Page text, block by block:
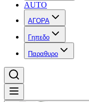
AUTO
ΑΓΟΡΑ
Γηπεδο
Παραθυρο